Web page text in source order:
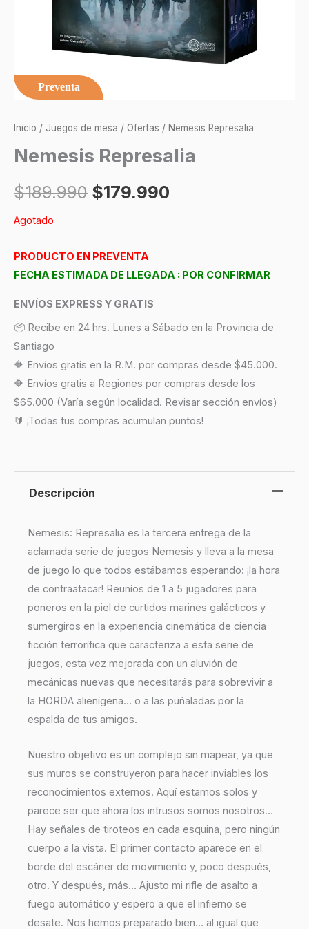
Preventa
Inicio / Juegos de mesa / Ofertas / Nemesis Represalia
Nemesis Represalia
$189.990 $179.990
Agotado
PRODUCTO EN PREVENTA
FECHA ESTIMADA DE LLEGADA : POR CONFIRMAR
ENVÍOS EXPRESS Y GRATIS
📦 Recibe en 24 hrs. Lunes a Sábado en la Provincia de
Santiago
🔶 Envíos gratis en la R.M. por compras desde $45.000.
🔶 Envíos gratis a Regiones por compras desde los
$65.000 (Varía según localidad. Revisar sección envíos)
🔰 ¡Todas tus compras acumulan puntos!
Descripción
Nemesis: Represalia es la tercera entrega de la
aclamada serie de juegos Nemesis y lleva a la mesa
de juego lo que todos estábamos esperando: ¡la hora
de contraatacar! Reuníos de 1 a 5 jugadores para
poneros en la piel de curtidos marines galácticos y
sumergiros en la experiencia cinemática de ciencia
ficción terrorífica que caracteriza a esta serie de
juegos, esta vez mejorada con un aluvión de
mecánicas nuevas que necesitarás para sobrevivir a
la HORDA alienígena… o a las puñaladas por la
espalda de tus amigos.
Nuestro objetivo es un complejo sin mapear, ya que
sus muros se construyeron para hacer inviables los
reconocimientos externos. Aquí estamos solos y
parece ser que ahora los intrusos somos nosotros…
Hay señales de tiroteos en cada esquina, pero ningún
cuerpo a la vista. El primer contacto aparece en el
borde del escáner de movimiento y, poco después,
otro. Y después, más… Ajusto mi rifle de asalto a
fuego automático y espero a que el infierno se
desate. Nos hemos preparado bien… al igual que